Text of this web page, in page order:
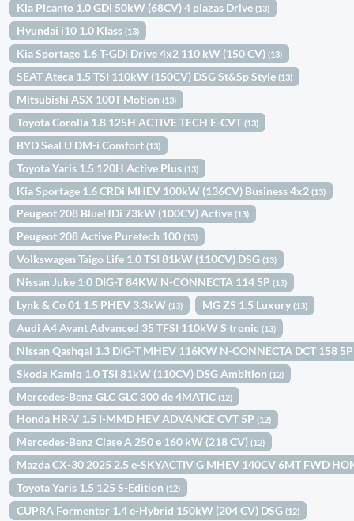
Kia Picanto 1.0 GDi 50kW (68CV) 4 plazas Drive(13)
Hyundai i10 1.0 Klass(13)
Kia Sportage 1.6 T-GDi Drive 4x2 110 kW (150 CV)(13)
SEAT Ateca 1.5 TSI 110kW (150CV) DSG St&Sp Style(13)
Mitsubishi ASX 100T Motion(13)
Toyota Corolla 1.8 125H ACTIVE TECH E-CVT(13)
BYD Seal U DM-i Comfort(13)
Toyota Yaris 1.5 120H Active Plus(13)
Kia Sportage 1.6 CRDi MHEV 100kW (136CV) Business 4x2(13)
Peugeot 208 BlueHDi 73kW (100CV) Active(13)
Peugeot 208 Active Puretech 100(13)
Volkswagen Taigo Life 1.0 TSI 81kW (110CV) DSG(13)
Nissan Juke 1.0 DIG-T 84KW N-CONNECTA 114 5P(13)
Lynk & Co 01 1.5 PHEV 3.3kW(13) MG ZS 1.5 Luxury(13)
Audi A4 Avant Advanced 35 TFSI 110kW S tronic(13)
Nissan Qashqai 1.3 DIG-T MHEV 116KW N-CONNECTA DCT 158
Skoda Kamiq 1.0 TSI 81kW (110CV) DSG Ambition(12)
Mercedes-Benz GLC GLC 300 de 4MATIC(12)
Honda HR-V 1.5 I-MMD HEV ADVANCE CVT 5P(12)
Mercedes-Benz Clase A 250 e 160 kW (218 CV)(12)
Mazda CX-30 2025 2.5 e-SKYACTIV G MHEV 140CV 6MT FWD
Toyota Yaris 1.5 125 S-Edition(12)
CUPRA Formentor 1.4 e-Hybrid 150kW (204 CV) DSG(12)